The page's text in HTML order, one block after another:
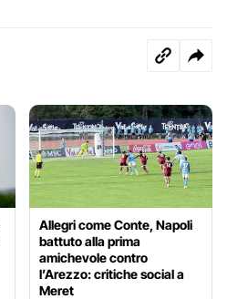
Allegri come Conte, Napoli
battuto alla prima
amichevole contro
l’Arezzo: critiche social a
Meret